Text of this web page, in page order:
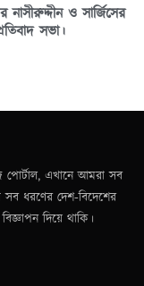
নাসীরুদ্দীন ও সার্জিসের
সভা।
পোর্টাল, এখানে আমরা সব
সব ধরণের দেশ-বিদেশের
দিয়ে থাকি।